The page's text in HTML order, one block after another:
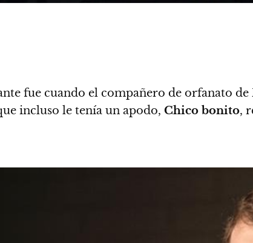
fue cuando el compañero de orfanato de
incluso le tenía un apodo, Chico bonito,